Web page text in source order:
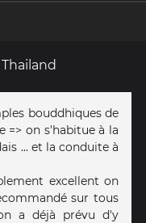
bouddhiques de
=> on s'habitue à la
... et la conduite à
excellent on
sur tous
a déjà prévu d'y